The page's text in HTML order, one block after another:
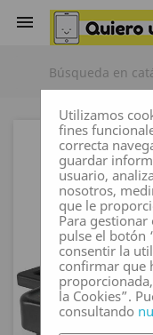

Utilizamos
fines
correcta
guardar
usuario,
nosotros,
que le
Para
pulse el botón
consentir la
confirmar que
la Cookies”.
consultando